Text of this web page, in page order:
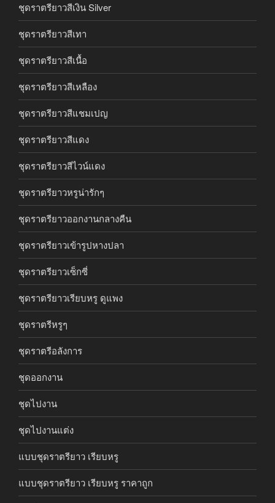
ชุดราตรียาวสีเงิน Silver
ชุดราตรียาวสีเทา
ชุดราตรียาวสีเนื้อ
ชุดราตรียาวสีเหลือง
ชุดราตรียาวสีแชมเปญ
ชุดราตรียาวสีแดง
ชุดราตรียาวสีไวน์แดง
ชุดราตรียาวหรูน่ารักๆ
ชุดราตรียาวออกงานกลางคืน
ชุดราตรียาวเข้ารูปหางปลา
ชุดราตรียาวเซ็กซี่
ชุดราตรียาวเรียบหรู ดูแพง
ชุดราตรีหรูๆ
ชุดราตรีอลังการ
ชุดออกงาน
ชุดไปงาน
ชุดไปงานแต่ง
แบบชุดราตรียาว เรียบหรู
แบบชุดราตรียาว เรียบหรู ราคาถูก